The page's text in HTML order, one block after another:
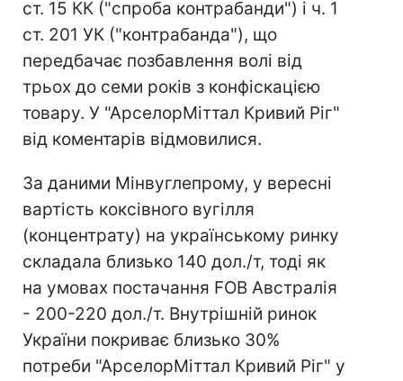
ст. 15 КК ("спроба контрабанди") і ч. 1
ст. 201 УК ("контрабанда"), що
передбачає позбавлення волі від
трьох до семи років з конфіскацією
товару. У "АрселорМіттал Кривий Ріг"
від коментарів відмовилися.
За даними Мінвуглепрому, у вересні
вартість коксівного вугілля
(концентрату) на українському ринку
складала близько 140 дол./т, тоді як
на умовах постачання FOB Австралія
- 200-220 дол./т. Внутрішній ринок
України покриває близько 30%
потреби "АрселорМіттал Кривий Ріг" у